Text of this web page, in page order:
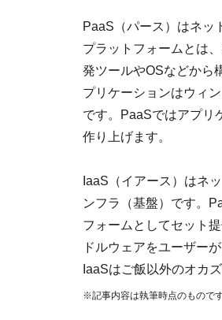
PaaS（パース）はネッ
プラットフォームとは
発ツールやOSなどから
プリケーションはウィ
です。PaaSではアプリ
作り上げます。
IaaS（イアース）はネ
ンフラ（基盤）です。
フォームとしてセット
ドルウェアをユーザー
IaaSはご飯以外のオカ
※記事内容は執筆時点のもので